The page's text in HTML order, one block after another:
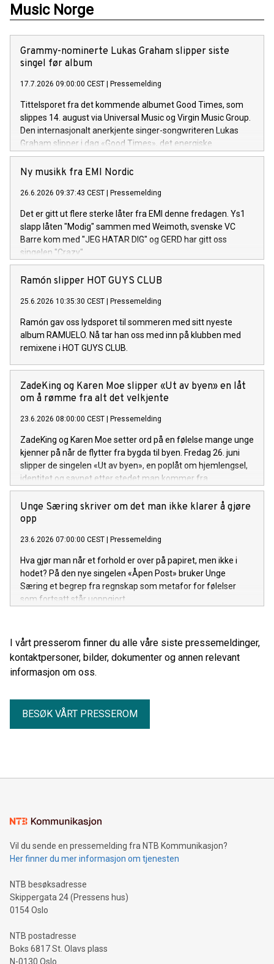
Music Norge
Grammy-nominerte Lukas Graham slipper siste
singel før album
17.7.2026 09:00:00 CEST | Pressemelding
Tittelsporet fra det kommende albumet Good Times, som
slippes 14. august via Universal Music og Virgin Music Group.
Den internasjonalt anerkjente singer-songwriteren Lukas
Graham slipper i dag «Good Times», det energiske
tittelsporet og åpningslåten fra hans kommende album
Good Times. Albumet består av 13 spor og utgis 14. august.
Ny musikk fra EMI Nordic
26.6.2026 09:37:43 CEST | Pressemelding
Det er gitt ut flere sterke låter fra EMI denne fredagen. Ys1
slapp låten "Modig" sammen med Weimoth, svenske VC
Barre kom med "JEG HATAR DIG" og GERD har gitt oss
singelen "Crazy".
Ramón slipper HOT GUYS CLUB
25.6.2026 10:35:30 CEST | Pressemelding
Ramón gav oss lydsporet til sommeren med sitt nyeste
album RAMUELO. Nå tar han oss med inn på klubben med
remixene i HOT GUYS CLUB.
ZadeKing og Karen Moe slipper «Ut av byen» en låt
om å rømme fra alt det velkjente
23.6.2026 08:00:00 CEST | Pressemelding
ZadeKing og Karen Moe setter ord på en følelse mange unge
kjenner på når de flytter fra bygda til byen. Fredag 26. juni
slipper de singelen «Ut av byen», en poplåt om hjemlengsel,
identitet og savnet etter stedet man kommer fra.
Unge Særing skriver om det man ikke klarer å gjøre
opp
23.6.2026 07:00:00 CEST | Pressemelding
Hva gjør man når et forhold er over på papiret, men ikke i
hodet? På den nye singelen «Åpen Post» bruker Unge
Særing et begrep fra regnskap som metafor for følelser
som fortsatt står uoppgjort.
I vårt presserom finner du alle våre siste pressemeldinger,
kontaktpersoner, bilder, dokumenter og annen relevant
informasjon om oss.
BESØK VÅRT PRESSEROM
Vil du sende en pressemelding fra NTB Kommunikasjon?
Her finner du mer informasjon om tjenesten
NTB besøksadresse
Skippergata 24 (Pressens hus)
0154 Oslo
NTB postadresse
Boks 6817 St. Olavs plass
N-0130 Oslo